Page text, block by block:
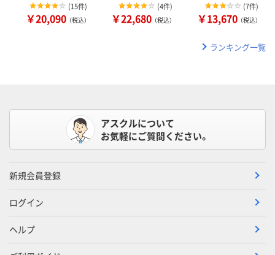
(15件)
￥20,090 （税込）
(4件)
￥22,680 （税込）
(7件)
￥13,670 （税込）
ランキング一覧
アスクルについて
お気軽にご質問ください。
新規会員登録
ログイン
ヘルプ